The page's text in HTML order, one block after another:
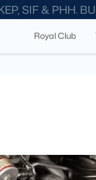
SIF & PHH.
Royal Club